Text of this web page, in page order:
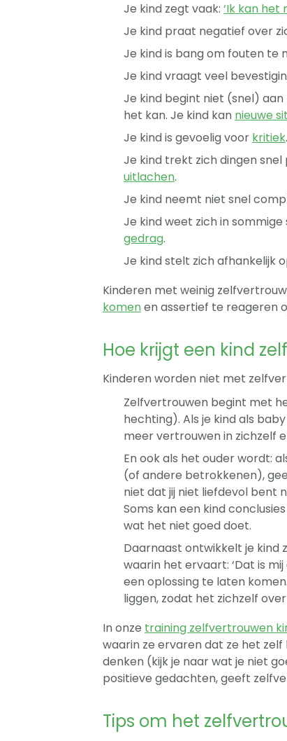
Je kind zegt vaak: ‘Ik kan het
Je kind praat negatief over
Je kind is bang om fouten te
Je kind vraagt veel
Je kind begint niet (snel)
het kan. Je kind kan nieuwe
Je kind is gevoelig voor kritiek.
Je kind trekt zich dingen
uitlachen.
Je kind neemt niet snel
Je kind weet zich in
gedrag.
Je kind stelt zich afhankelijk
Kinderen met weinig
komenen assertief te reageren
Hoe krijgt een kind
Kinderen worden niet met
Zelfvertrouwen begint met
hechting). Als je kind als
meer vertrouwen in zichzelf
En ook als het ouder wordt:
(of andere betrokkenen),
niet dat jij niet liefdevol bent
Soms kan een kind
wat het niet goed doet.
Daarnaast ontwikkelt je kind
waarin het ervaart: ‘Dat is
een oplossing te laten
liggen, zodat het zichzelf
In onze training zelfvertrouwen
waarin ze ervaren dat ze het
denken (kijk je naar wat je niet
positieve gedachten, geeft
Tips om het